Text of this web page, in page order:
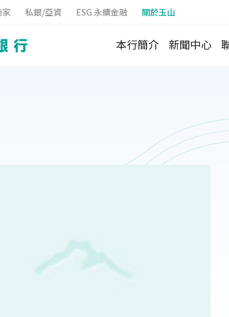
家 私銀/亞資 ESG 永續金融 關於玉山
本行簡介 新聞中心